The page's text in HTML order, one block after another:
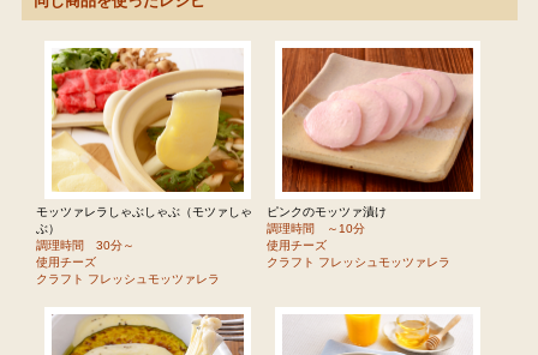
モッツァレラしゃぶしゃぶ（モツァしゃ
ぶ）
調理時間 30分～
使用チーズ
クラフト フレッシュモッツァレラ
ピンクのモッツァ漬け
調理時間 ～10分
使用チーズ
クラフト フレッシュモッツァレラ